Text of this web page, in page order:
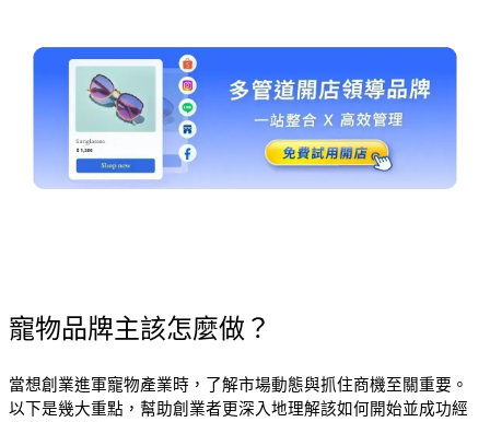
寵物品牌主該怎麼做？
當想創業進軍寵物產業時，了解市場動態與抓住商機至關重要。
以下是幾大重點，幫助創業者更深入地理解該如何開始並成功經